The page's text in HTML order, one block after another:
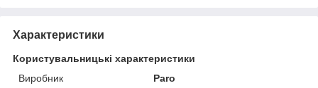
Характеристики
Користувальницькі характеристики
Виробник
Paro